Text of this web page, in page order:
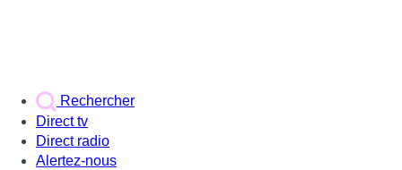
Rechercher
Direct tv
Direct radio
Alertez-nous